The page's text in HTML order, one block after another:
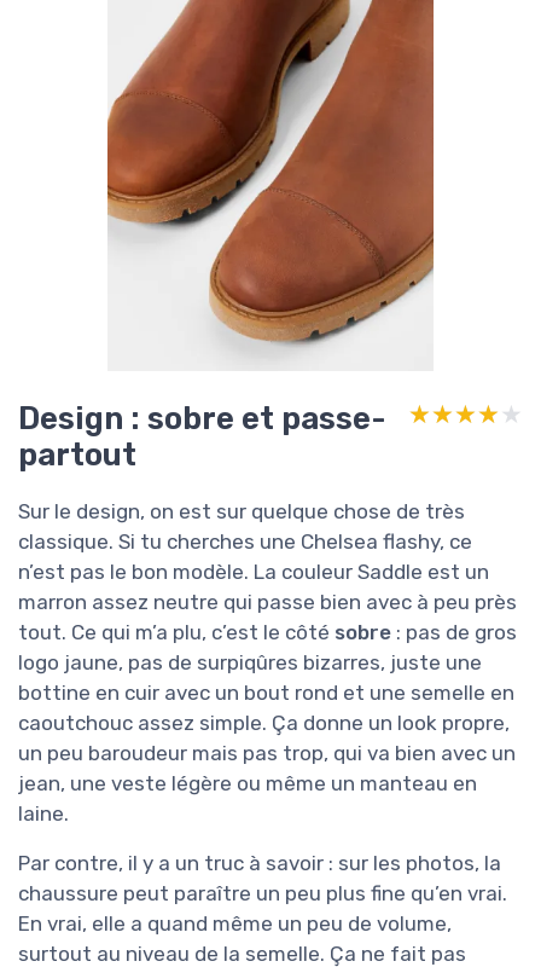
Design : sobre et passe-
partout
★★★★★
★★★★★
Sur le design, on est sur quelque chose de très
classique. Si tu cherches une Chelsea flashy, ce
n’est pas le bon modèle. La couleur Saddle est un
marron assez neutre qui passe bien avec à peu près
tout. Ce qui m’a plu, c’est le côté sobre : pas de gros
logo jaune, pas de surpiqûres bizarres, juste une
bottine en cuir avec un bout rond et une semelle en
caoutchouc assez simple. Ça donne un look propre,
un peu baroudeur mais pas trop, qui va bien avec un
jean, une veste légère ou même un manteau en
laine.
Par contre, il y a un truc à savoir : sur les photos, la
chaussure peut paraître un peu plus fine qu’en vrai.
En vrai, elle a quand même un peu de volume,
surtout au niveau de la semelle. Ça ne fait pas